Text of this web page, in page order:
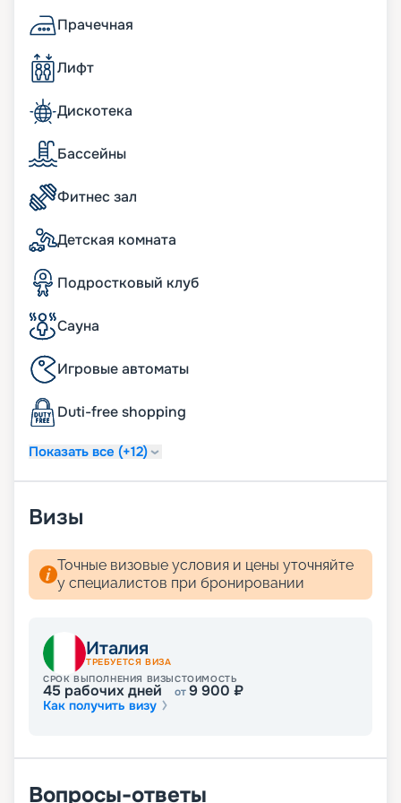
обеденной зоной и шезлонгами; кофемашина и
чайная станция; мини-бар, пополняемый по
потребностям гостей; пара биноклей; халаты и
тапочки в ванных комнатах; фен Dyson
гардеробные с туалетным столиком.
бесплатный Wi-Fi;
информационно-развлекательная система,
включая Smart TV, легкое подключение к
персональным гаджетам;
телефон с голосовой почтой;
беспроводная зарядная станция на
прикроватных тумбочках;
система индивидуального климат-контроля;
24 часа в сутки консьерж-служба;
24 часа в сутки обслуживание номеров «in-suite
24 часа в сутки батлер-сервис (действует для
резиденций);
24 часа в сутки услуги прачечной, глажки (может
взиматься дополнительная плата);
ежедневная уборка дважды в день, включая
услугу подготовки сьюта ко сну;
услуга по чистке обуви.
Прачечная
Лифт
Дискотека
Бассейны
Фитнес зал
Детская комната
Подростковый клуб
Сауна
Игровые автоматы
Duti-free shopping
Показать все (+12)
Визы
Точные визовые условия и цены уточняйте
у специалистов при бронировании
Италия
ТРЕБУЕТСЯ ВИЗА
СРОК ВЫПОЛНЕНИЯ ВИЗЫ
45 рабочих дней
СТОИМОСТЬ
от9 900 ₽
Как получить визу
Вопросы-ответы